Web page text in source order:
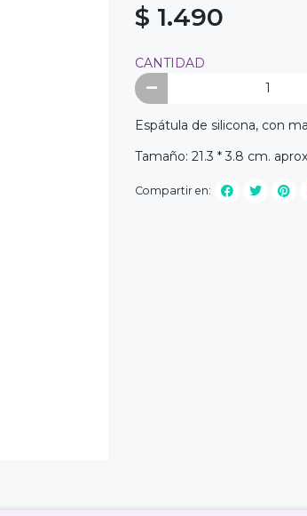
$ 1.490
CANTIDAD
Espátula de silicona, con
Tamaño: 21.3 * 3.8 cm.
Compartir en: